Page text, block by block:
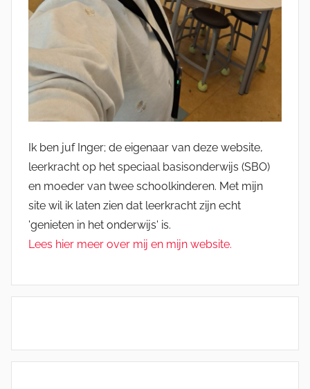
Ik ben juf Inger; de eigenaar van deze website,
leerkracht op het speciaal basisonderwijs (SBO)
en moeder van twee schoolkinderen. Met mijn
site wil ik laten zien dat leerkracht zijn echt
'genieten in het onderwijs' is.
Lees hier meer over mij en mijn website.